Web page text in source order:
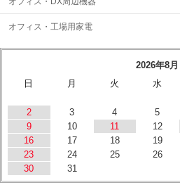
オフィス・工場用家電
2026年8月
日
月 火 水
2
3 4 5
9
10 11 12
16
17 18 19
23
24 25 26
30
31